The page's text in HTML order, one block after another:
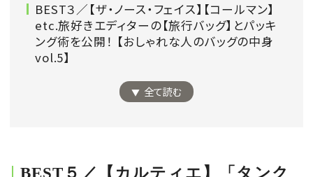
FOLLOW US
BEST３／【ザ・ノース・フェイス】【コールマン】
etc.旅好きエディターの【旅行バッグ】とパッキ
ング術を公開！ 【おしゃれな人のバッグの中身
vol.5】
全て読む
BEST５／【カルティエ】「タンク